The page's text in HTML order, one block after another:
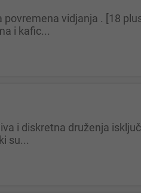
i kafic...
su...